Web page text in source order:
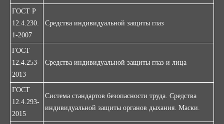
ГОСТ Р
12.4.230.
1-2007
Средства индивидуальной защиты глаз
ГОСТ
12.4.253-
2013
Средства индивидуальной защиты глаз и лица
ГОСТ
12.4.293-
2015
Система стандартов безопасности труда. Средства
индивидуальной защиты органов дыхания. Маски.